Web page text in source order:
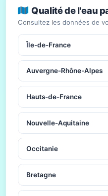
Qualité de l'eau
Consultez les données de
Île-de-France
Auvergne-Rhône-Alpes
Hauts-de-France
Nouvelle-Aquitaine
Occitanie
Bretagne